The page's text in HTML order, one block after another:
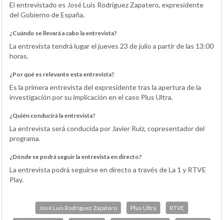
El entrevistado es José Luis Rodríguez Zapatero, expresidente
del Gobierno de España.
¿Cuándo se llevará a cabo la entrevista?
La entrevista tendrá lugar el jueves 23 de julio a partir de las 13:00
horas.
¿Por qué es relevante esta entrevista?
Es la primera entrevista del expresidente tras la apertura de la
investigación por su implicación en el caso Plus Ultra.
¿Quién conducirá la entrevista?
La entrevista será conducida por Javier Ruiz, copresentador del
programa.
¿Dónde se podrá seguir la entrevista en directo?
La entrevista podrá seguirse en directo a través de La 1 y RTVE
Play.
José Luis Rodríguez Zapatero Plus Ultra RTVE